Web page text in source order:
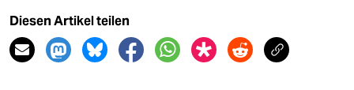
Diesen Artikel teilen